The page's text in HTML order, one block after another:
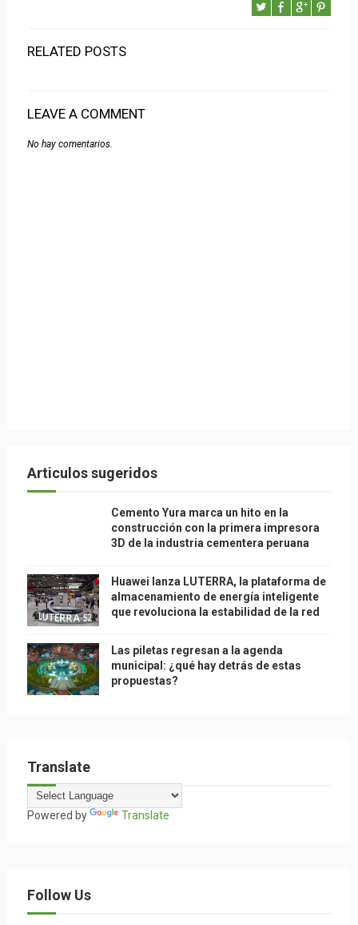
RELATED POSTS
LEAVE A COMMENT
No hay comentarios.
Articulos sugeridos
Cemento Yura marca un hito en la
construcción con la primera impresora
3D de la industria cementera peruana
Huawei lanza LUTERRA, la plataforma de
almacenamiento de energía inteligente
que revoluciona la estabilidad de la red
Las piletas regresan a la agenda
municipal: ¿qué hay detrás de estas
propuestas?
Translate
Powered by Translate
Follow Us